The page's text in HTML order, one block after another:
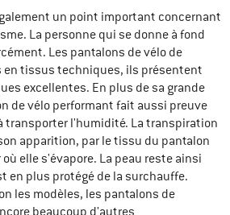
un point important concernant
La personne qui se donne à fond
Les pantalons de vélo de
tissus techniques, ils présentent
excellentes. En plus de sa grande
de vélo performant fait aussi preuve
transporter l'humidité. La transpiration
apparition, par le tissu du pantalon
elle s'évapore. La peau reste ainsi
en plus protégé de la surchauffe.
les modèles, les pantalons de
beaucoup d'autres